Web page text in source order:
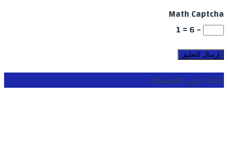
Math Captcha
− 6 = 1
تابعنا على الفايسبوك